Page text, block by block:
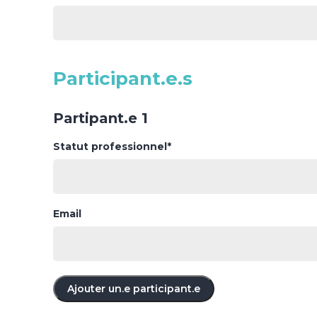
Participant.e.s
Partipant.e 1
Statut professionnel*
Email
Ajouter un.e participant.e